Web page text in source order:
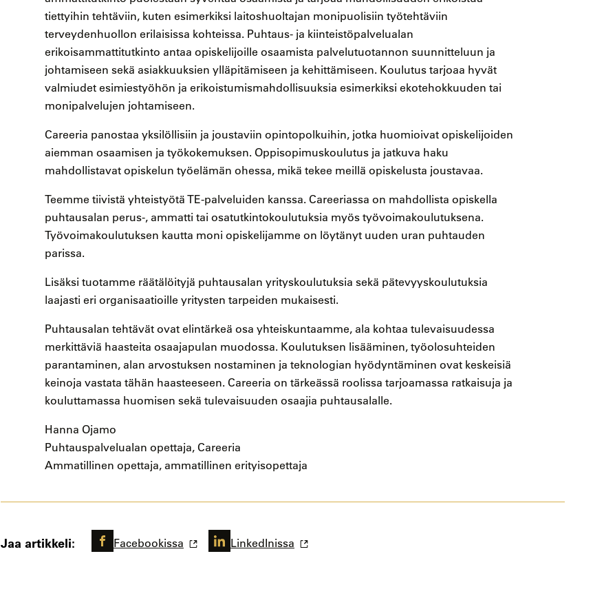
tiettyihin tehtäviin, kuten esimerkiksi laitoshuoltajan monipuolisiin työtehtäviin
terveydenhuollon erilaisissa kohteissa. Puhtaus- ja kiinteistöpalvelualan
erikoisammattitutkinto antaa opiskelijoille osaamista palvelutuotannon suunnitteluun ja
johtamiseen sekä asiakkuuksien ylläpitämiseen ja kehittämiseen. Koulutus tarjoaa hyvät
valmiudet esimiestyöhön ja erikoistumismahdollisuuksia esimerkiksi ekotehokkuuden tai
monipalvelujen johtamiseen.
Careeria panostaa yksilöllisiin ja joustaviin opintopolkuihin, jotka huomioivat opiskelijoiden
aiemman osaamisen ja työkokemuksen. Oppisopimuskoulutus ja jatkuva haku
mahdollistavat opiskelun työelämän ohessa, mikä tekee meillä opiskelusta joustavaa.
Teemme tiivistä yhteistyötä TE-palveluiden kanssa. Careeriassa on mahdollista opiskella
puhtausalan perus-, ammatti tai osatutkintokoulutuksia myös työvoimakoulutuksena.
Työvoimakoulutuksen kautta moni opiskelijamme on löytänyt uuden uran puhtauden
parissa.
Lisäksi tuotamme räätälöityjä puhtausalan yrityskoulutuksia sekä pätevyyskoulutuksia
laajasti eri organisaatioille yritysten tarpeiden mukaisesti.
Puhtausalan tehtävät ovat elintärkeä osa yhteiskuntaamme, ala kohtaa tulevaisuudessa
merkittäviä haasteita osaajapulan muodossa. Koulutuksen lisääminen, työolosuhteiden
parantaminen, alan arvostuksen nostaminen ja teknologian hyödyntäminen ovat keskeisiä
keinoja vastata tähän haasteeseen. Careeria on tärkeässä roolissa tarjoamassa ratkaisuja ja
kouluttamassa huomisen sekä tulevaisuuden osaajia puhtausalalle.
Hanna Ojamo
Puhtauspalvelualan opettaja, Careeria
Ammatillinen opettaja, ammatillinen erityisopettaja
Jaa artikkeli: Facebookissa LinkedInissa